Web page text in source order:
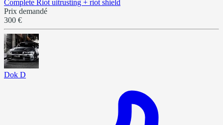
Complete Riot uitrusting + riot shield
Prix demandé
300 €
Dok D